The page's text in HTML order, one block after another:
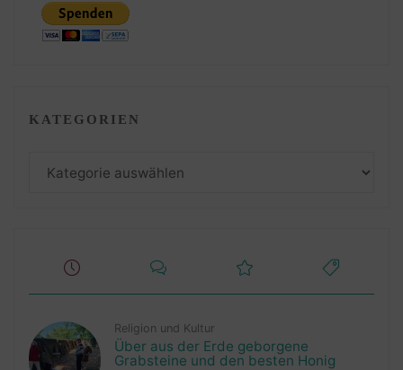
KATEGORIEN
Religion und Kultur
Über aus der Erde geborgene
Grabsteine und den besten Honig